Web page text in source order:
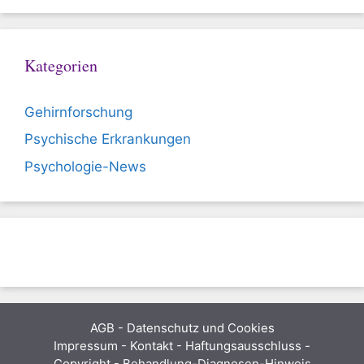
Kategorien
Gehirnforschung
Psychische Erkrankungen
Psychologie-News
AGB - Datenschutz und Cookies
Impressum - Kontakt - Haftungsausschluss -